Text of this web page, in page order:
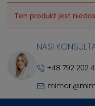
Ten produkt jest
NASI
+48 792 202